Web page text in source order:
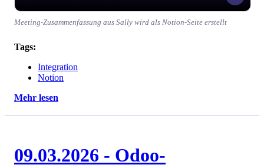
Meeting-Zusammenfassung aus Sally wird als Notion-Seite erstellt
Tags:
Integration
Notion
Mehr lesen
09.03.2026 - Odoo-